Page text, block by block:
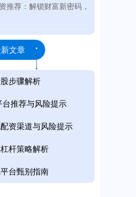
推荐：解锁财富新密码，
文章
步骤解析
推荐与风险提示
资渠道与风险提示
杆策略解析
台甄别指南